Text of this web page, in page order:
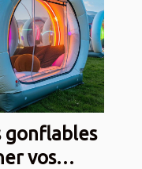
gonflables
vos